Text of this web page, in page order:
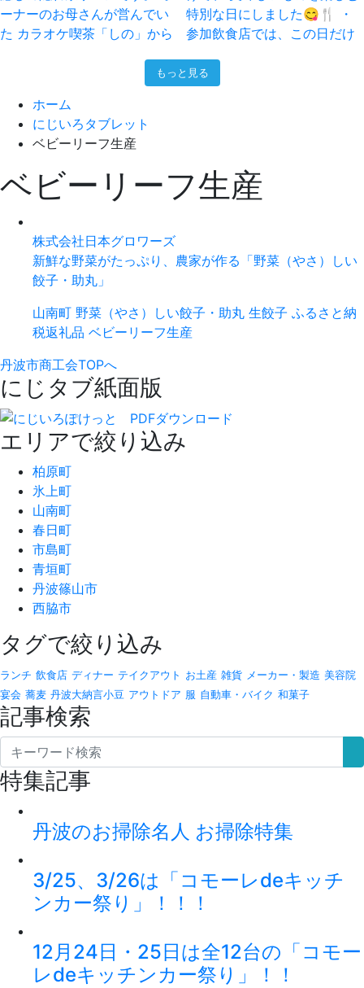
もっと見る
ホーム
にじいろタブレット
ベビーリーフ生産
ベビーリーフ生産
株式会社日本グロワーズ
新鮮な野菜がたっぷり、農家が作る「野菜（やさ）しい
餃子・助丸」
山南町 野菜（やさ）しい餃子・助丸 生餃子 ふるさと納
税返礼品 ベビーリーフ生産
丹波市商工会TOPへ
にじタブ紙面版
エリアで絞り込み
柏原町
氷上町
山南町
春日町
市島町
青垣町
丹波篠山市
西脇市
タグで絞り込み
ランチ 飲食店 ディナー テイクアウト お土産 雑貨 メーカー・製造 美容院
宴会 蕎麦 丹波大納言小豆 アウトドア 服 自動車・バイク 和菓子
記事検索
特集記事
丹波のお掃除名人 お掃除特集
3/25、3/26は「コモーレdeキッチ
ンカー祭り」！！！
12月24日・25日は全12台の「コモー
レdeキッチンカー祭り」！！